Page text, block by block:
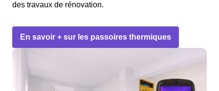
des travaux de rénovation.
En savoir + sur les passoires thermiques